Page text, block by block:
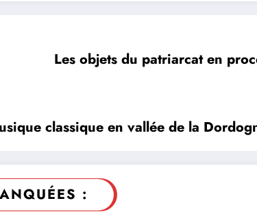
Les objets du patriarcat en
classique en vallée de la
: